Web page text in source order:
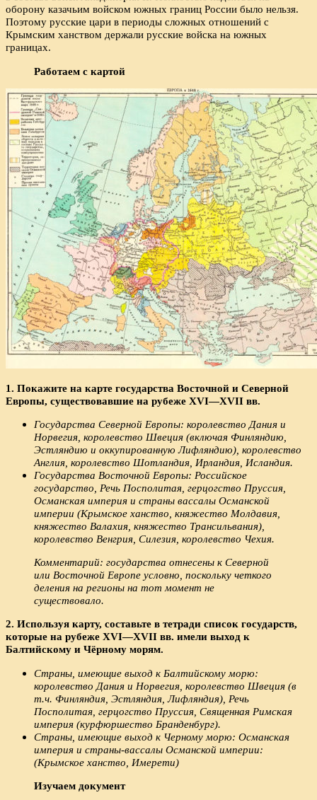
оборону казачьим войском южных границ России было нельзя.
Поэтому русские цари в периоды сложных отношений с
Крымским ханством держали русские войска на южных
границах.
Работаем с картой
1. Покажите на карте государства Восточной и Северной
Европы, существовавшие на рубеже XVI—XVII вв.
Государства Северной Европы: королевство Дания и
Норвегия, королевство Швеция (включая Финляндию,
Эстляндию и оккупированную Лифляндию), королевство
Англия, королевство Шотландия, Ирландия, Исландия.
Государства Восточной Европы: Российское
государство, Речь Посполитая, герцогство Пруссия,
Османская империя и страны вассалы Османской
империи (Крымское ханство, княжество Молдавия,
княжество Валахия, княжество Трансильвания),
королевство Венгрия, Силезия, королевство Чехия.
Комментарий: государства отнесены к Северной
или Восточной Европе условно, поскольку четкого
деления на регионы на тот момент не
существовало.
2. Используя карту, составьте в тетради список государств,
которые на рубеже XVI—XVII вв. имели вы­ход к
Балтийскому и Чёрному морям.
Страны, имеющие выход к Балтийскому морю:
королевство Дания и Норвегия, королевство Швеция (в
т.ч. Финляндия, Эстляндия, Лифляндия), Речь
Посполитая, герцогство Пруссия, Священная Римская
империя (курфюршество Бранденбург).
Страны, имеющие выход к Черному морю: Османская
империя и страны-вассалы Османской империи:
(Крымское ханство, Имерети)
Изучаем документ